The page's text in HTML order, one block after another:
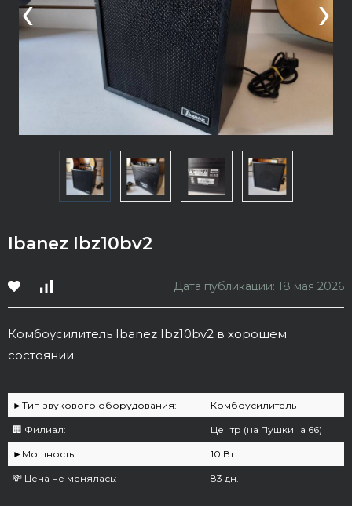
‹ ›
Ibanez Ibz10bv2
Дата публикации: 18 мая 2026
Комбоусилитель Ibanez Ibz10bv2 в хорошем
состоянии.
►Тип звукового оборудования: Комбоусилитель
🏢 Филиал: Центр (на Пушкина 66)
►Мощность: 10 Вт
💸 Цена не менялась: 83 дн.